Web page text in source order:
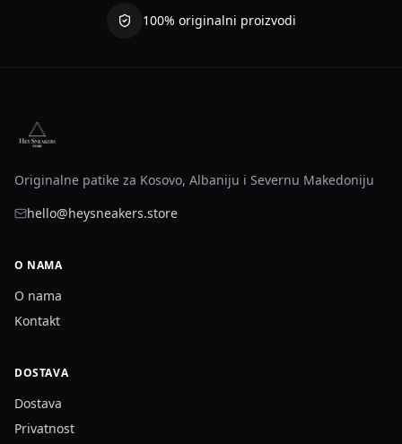
100% originalni proizvodi
Originalne patike za Kosovo, Albaniju i Severnu Makedoniju
hello@heysneakers.store
O NAMA
O nama
Kontakt
DOSTAVA
Dostava
Privatnost